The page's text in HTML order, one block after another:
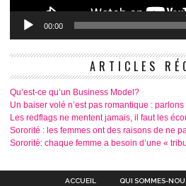
00:00
ARTICLES
Qu’est-ce qu’un Business Model?
Un baiser volé n’est pas romantique :
Les redflags ne mentent jamais, il faut les
Sororité : les femmes ont des raisons de ne
Sororité: chaque femme a besoin d’une «
ACCUEIL QUI SOMMES-